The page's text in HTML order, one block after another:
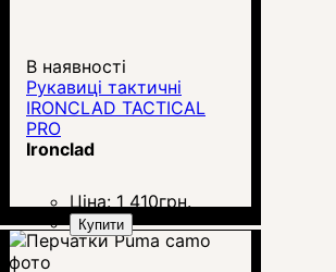
В наявності
Рукавиці тактичні
IRONCLAD TACTICAL
PRO
Ironclad
Ціна: 1 410грн.
Купити